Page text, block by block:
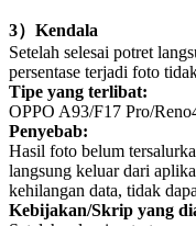
3） Kendala
Setelah selesai potret
persentase terjadi foto
Tipe yang terlibat:
OPPO A93/F17 Pro/
Penyebab:
Hasil foto belum
langsung keluar dari
kehilangan data, tidak
Kebijakan/Skrip yang